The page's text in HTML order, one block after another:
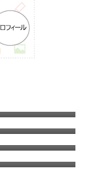
。同一敷地内に
｜キャブ
！デイブ
る！オゾ
掃（塩素
ピングカ